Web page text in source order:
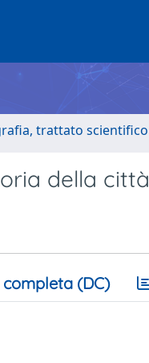
trattato scientifico
della città
completa (DC)